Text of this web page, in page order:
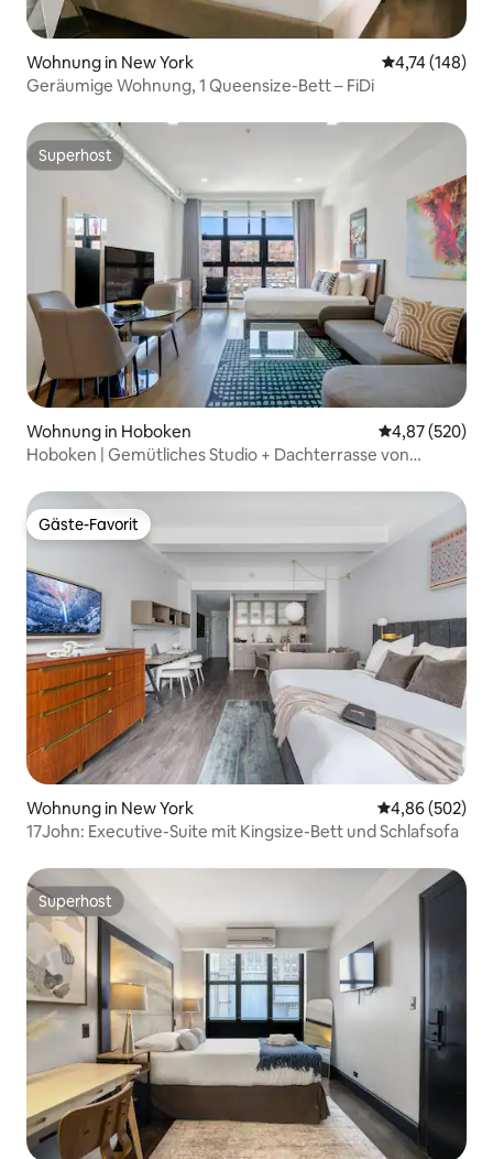
Wohnung in New York
4,74 (148)
Geräumige Wohnung, 1 Queensize-Bett – FiDi
Superhost
Superhost
Wohnung in Hoboken
4,87 (520)
Hoboken | Gemütliches Studio + Dachterrasse von
Gäste-Favorit
Gäste-Favorit
Wohnung in New York
4,86 (502)
17John: Executive-Suite mit Kingsize-Bett und Schlafsofa
Superhost
Superhost